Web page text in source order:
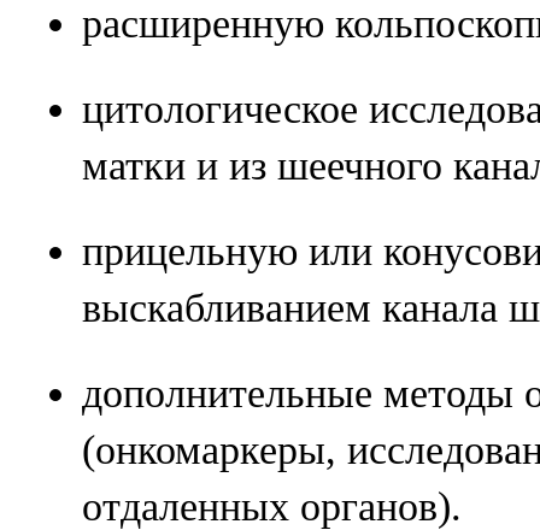
расширенную
цитологическое
матки и из шеечного
прицельную или
выскабливанием канала
дополнительные методы
(онкомаркеры,
отдаленных органов).